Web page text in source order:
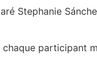
Stephanie
participant